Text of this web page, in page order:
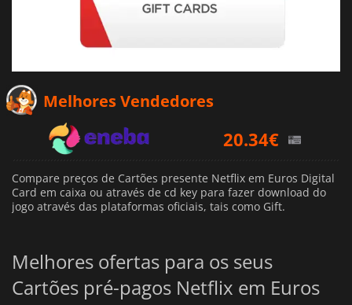
Melhores Vendedores
24.25€
24.35€
Compare preços de Cartões presente Netflix em Euros Digital
Card em caixa ou através de cd key para fazer download do
jogo através das plataformas oficiais, tais como Gift.
Melhores ofertas para os seus
Cartões pré-pagos Netflix em Euros